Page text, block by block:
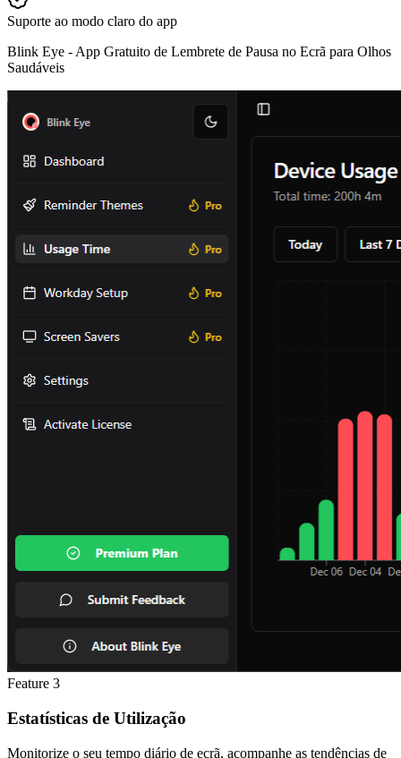
Suporte ao modo claro do app
Blink Eye -App Gratuito de Lembrete de Pausa no Ecrã para Olhos
Saudáveis
Feature 3
Estatísticas de Utilização
Monitorize o seu tempo diário de ecrã, acompanhe as tendências de